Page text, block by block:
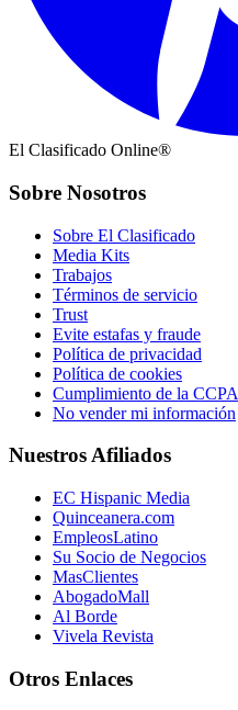
El Clasificado Online®
Sobre Nosotros
Sobre El Clasificado
Media Kits
Trabajos
Términos de servicio
Trust
Evite estafas y fraude
Política de privacidad
Política de cookies
Cumplimiento de la CCPA
No vender mi información
Nuestros Afiliados
EC Hispanic Media
Quinceanera.com
EmpleosLatino
Su Socio de Negocios
MasClientes
AbogadoMall
Al Borde
Vivela Revista
Otros Enlaces